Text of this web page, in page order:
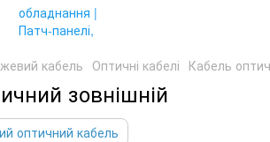
кабель Оптичні кабелі Кабель
зовнішній
оптичний кабель